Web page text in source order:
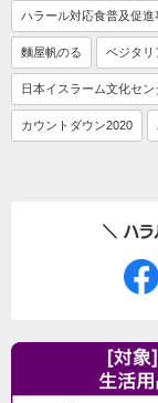
ハラール対応食普及促進
麵屋帆のる ベジタリ
日本イスラーム文化セン
カウントダウン2020